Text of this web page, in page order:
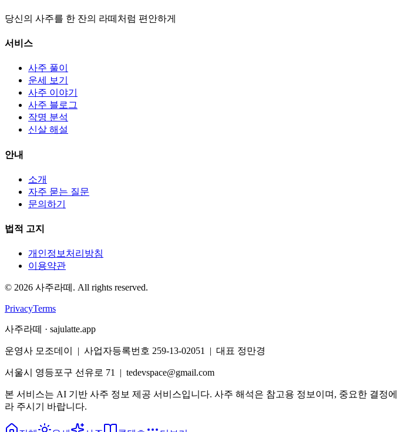
당신의 사주를 한 잔의 라떼처럼 편안하게
서비스
사주 풀이
운세 보기
사주 이야기
사주 블로그
작명 분석
신살 해설
안내
소개
자주 묻는 질문
문의하기
법적 고지
개인정보처리방침
이용약관
© 2026 사주라떼. All rights reserved.
PrivacyTerms
사주라떼 · sajulatte.app
운영사 모조데이 | 사업자등록번호 259-13-02051 | 대표 정만경
서울시 영등포구 선유로 71 | tedevspace@gmail.com
본 서비스는 AI 기반 사주 정보 제공 서비스입니다. 사주 해석은 참고용 정보이며, 중요한 결정
라 주시기 바랍니다.